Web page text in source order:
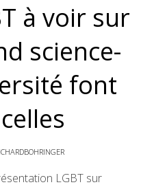
à voir sur
science-
font
LGBT sur